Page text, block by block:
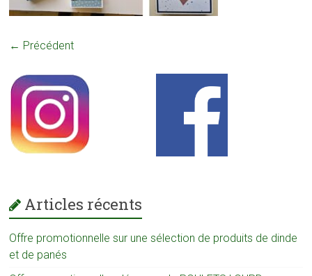
← Précédent
Articles récents
Offre promotionnelle sur une sélection de produits de dinde
et de panés